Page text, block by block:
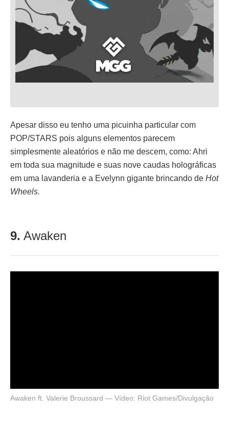
Apesar disso eu tenho uma picuinha particular com
POP/STARS pois alguns elementos parecem
simplesmente aleatórios e não me descem, como: Ahri
em toda sua magnitude e suas nove caudas holográficas
em uma lavanderia e a Evelynn gigante brincando de Hot
Wheels.
9. Awaken
Awaken ft. Valerie Broussard — Vídeo: Riot Games/Divulgação